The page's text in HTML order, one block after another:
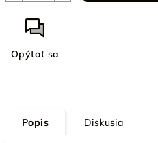
Opýtať sa
Popis Diskusia